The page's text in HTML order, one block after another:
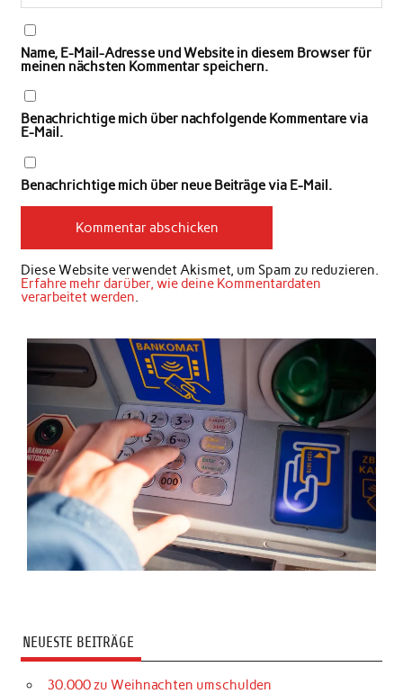
Name, E-Mail-Adresse und Website in diesem Browser für
meinen nächsten Kommentar speichern.
Benachrichtige mich über nachfolgende Kommentare via
E-Mail.
Benachrichtige mich über neue Beiträge via E-Mail.
Diese Website verwendet Akismet, um Spam zu reduzieren.
Erfahre mehr darüber, wie deine Kommentardaten
verarbeitet werden
NEUESTE BEITRÄGE
30.000 zu Weihnachten umschulden